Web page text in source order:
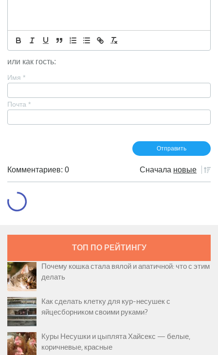
или как гость:
Имя *
Почта *
Комментариев: 0 Сначала новые
ТОП ПО РЕЙТИНГУ
Почему кошка стала вялой и апатичной: что с этим
делать
Как сделать клетку для кур-несушек с
яйцесборником своими руками?
Куры Несушки и цыплята Хайсекс — белые,
коричневые, красные